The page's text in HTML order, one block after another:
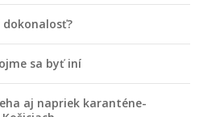
sa byť iní
aj napriek karanténe-